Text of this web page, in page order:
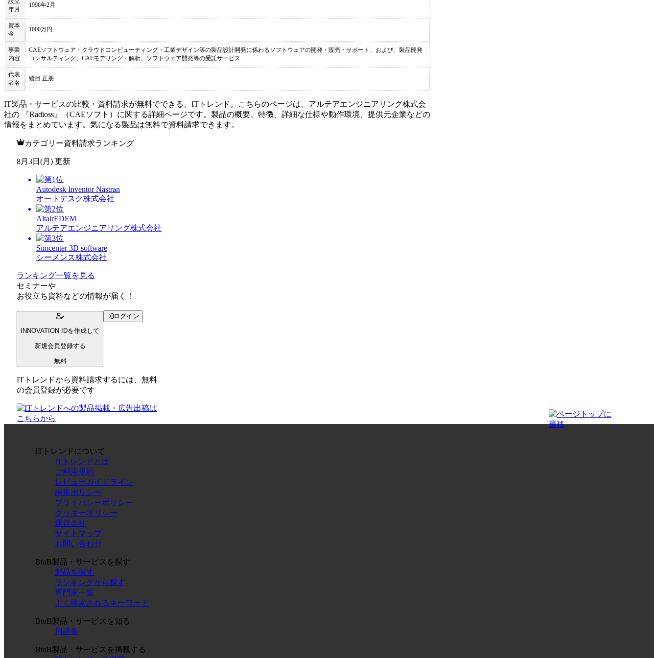
年月
1996年2月
資本
金
1000万円
事業
内容
CAEソフトウェア・クラウドコンピューティング・工業デザイン等の製品設計開発に係わるソフトウェアの開発・販売・サポート、および、製品開発
コンサルティング、CAEモデリング・解析、ソフトウェア開発等の受託サービス
代表
者名
綾目 正朋
IT製品・サービスの比較・資料請求が無料でできる、ITトレンド。こちらのページは、 アルテアエンジニアリング株式会
社の 『Radioss』（CAEソフト ）に関する詳細ページです。製品の概要、特徴、詳細な仕様や動作環境、提供元企業などの
情報をまとめています。気になる製品は無料で資料請求できます。
カテゴリー資料請求ランキング
8月3日(月) 更新
Autodesk Inventor Nastran
オートデスク株式会社
AltairEDEM
アルテアエンジニアリング株式会社
Simcenter 3D software
シーメンス株式会社
ランキング一覧を見る
セミナーや
お役立ち資料などの情報が届く！
INNOVATION IDを作成して
新規会員登録する
無料
ログイン
ITトレンドから資料請求するには、無料
の会員登録が必要です
ITトレンドについて
ITトレンドとは
ご利用規約
レビューガイドライン
編集ポリシー
プライバシーポリシー
クッキーポリシー
運営会社
サイトマップ
お問い合わせ
BtoB製品・サービスを探す
製品を探す
ランキングから探す
専門家一覧
よく検索されるキーワード
BtoB製品・サービスを知る
用語集
BtoB製品・サービスを掲載する